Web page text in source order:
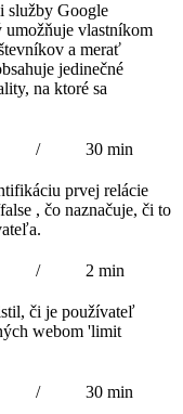
služby Google
umožňuje vlastníkom
a merať
jedinečné
na ktoré sa
/ 30 min
prvej relácie
, čo naznačuje, či to
/ 2 min
či je používateľ
webom 'limit
/ 30 min